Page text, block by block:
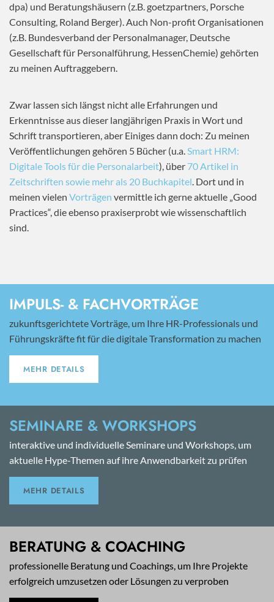
dpa) und Beratungshäusern (z.B. goetzpartners, Porsche
Consulting, Roland Berger). Auch Non-profit Organisationen
(z.B. Bundesverband der Personalmanager, Deutsche
Gesellschaft für Personalführung, HessenChemie) gehörten
zu meinen Auftraggebern.
Zwar lassen sich längst nicht alle Erfahrungen und
Erkenntnisse aus dieser langjährigen Praxis in Wort und
Schrift transportieren, aber Einiges dann doch: Zu meinen
Veröffentlichungen gehören 5 Bücher (u.a.Smart HRM:
Digitale Tools für die Personalarbeit), über 70 Artikel in
Zeitschriften sowie mehr als 20 Buchkapitel. Dort und in
meinen vielen Vorträgen vermittle ich gerne aktuelle „Good
Practices“, die ebenso praxiserprobt wie wissenschaftlich
sind.
IMPULS- & FACHVORTRÄGE
zukunftsgerichtete Vorträge, um Ihre HR-Professionals und
Führungskräfte fit für die digitale Transformation zu machen
MEHR DETAILS
SEMINARE & WORKSHOPS
interaktive und individuelle Seminare und Workshops, um
aktuelle Hype-Themen auf ihre Anwendbarkeit zu prüfen
MEHR DETAILS
BERATUNG & COACHING
professionelle Beratung und Coachings, um Ihre Projekte
erfolgreich umzusetzen oder Lösungen zu verproben